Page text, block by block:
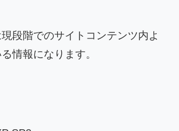
段階でのサイトコンテンツ内よ
情報になります。